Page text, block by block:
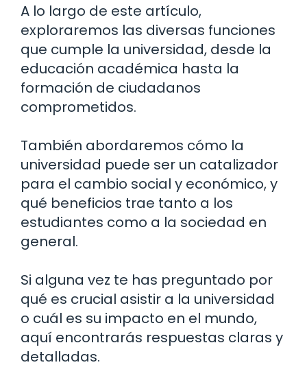
A lo largo de este artículo,
exploraremos las diversas funciones
que cumple la universidad, desde la
educación académica hasta la
formación de ciudadanos
comprometidos.
También abordaremos cómo la
universidad puede ser un catalizador
para el cambio social y económico, y
qué beneficios trae tanto a los
estudiantes como a la sociedad en
general.
Si alguna vez te has preguntado por
qué es crucial asistir a la universidad
o cuál es su impacto en el mundo,
aquí encontrarás respuestas claras y
detalladas.